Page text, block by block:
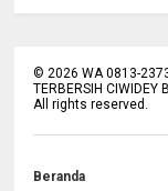
© 2026 WA 0813-
TERBERSIH CIWIDEY
All rights reserved.
Beranda